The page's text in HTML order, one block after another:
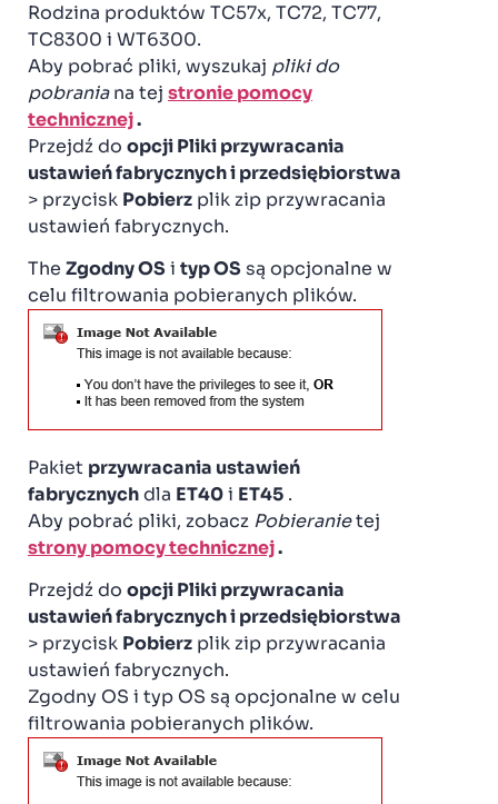
Rodzina produktów TC57x, TC72, TC77,
TC8300 i WT6300.
Aby pobrać pliki, wyszukaj pliki do
pobraniana tej stronie pomocy
technicznej.
Przejdź do opcji Pliki przywracania
ustawień fabrycznych i przedsiębiorstwa
> przycisk Pobierz plik zip przywracania
ustawień fabrycznych.
The Zgodny OSi typ OS są opcjonalne w
celu filtrowania pobieranych plików.
Pakiet przywracania ustawień
fabrycznychdla ET40i ET45 .
Aby pobrać pliki, zobacz Pobieranietej
strony pomocy technicznej.
Przejdź do opcji Pliki przywracania
ustawień fabrycznych i przedsiębiorstwa
> przycisk Pobierz plik zip przywracania
ustawień fabrycznych.
Zgodny OS i typ OS są opcjonalne w celu
filtrowania pobieranych plików.